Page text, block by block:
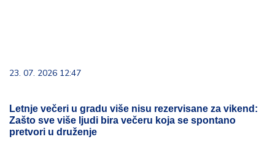
23. 07. 2026 12:47
Letnje večeri u gradu više nisu rezervisane za vikend:
Zašto sve više ljudi bira večeru koja se spontano
pretvori u druženje